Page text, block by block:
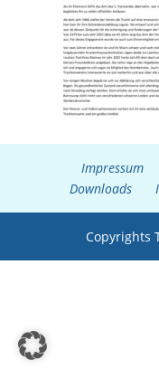
Impressum
Downloads
Copyrights